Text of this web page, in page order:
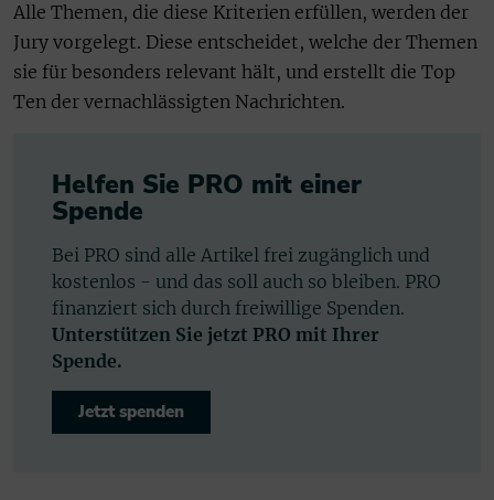
Alle Themen, die diese Kriterien erfüllen, werden der
Jury vorgelegt. Diese entscheidet, welche der Themen
sie für besonders relevant hält, und erstellt die Top
Ten der vernachlässigten Nachrichten.
Helfen Sie PRO mit einer
Spende
Bei PRO sind alle Artikel frei zugänglich und
kostenlos - und das soll auch so bleiben. PRO
finanziert sich durch freiwillige Spenden.
Unterstützen Sie jetzt PRO mit Ihrer
Spende.
Jetzt spenden